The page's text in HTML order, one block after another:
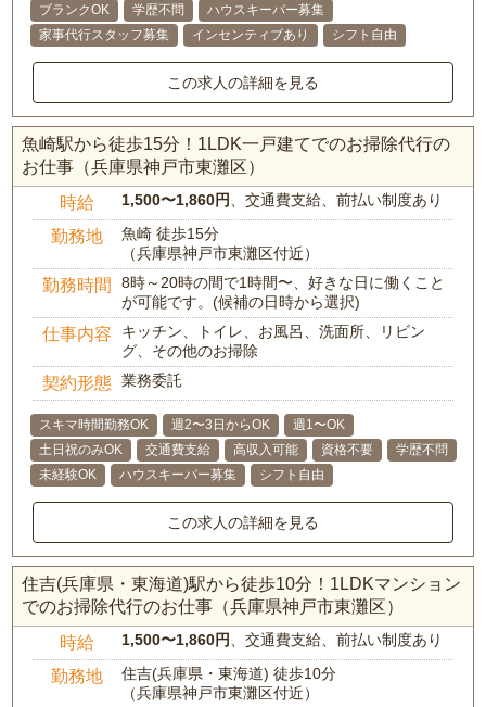
ブランクOK 学歴不問
ハウスキーパー募集
家事代行スタッフ募集
インセンティブあり シフト自由
この求人の詳細を見る
魚崎駅から徒歩15分！1LDK一戸建てでのお掃除代行の
お仕事（兵庫県神戸市東灘区）
時給 1,500〜1,860円 、交通費支給、前払い制度あり
勤務地
魚崎 徒歩15分
（兵庫県神戸市東灘区付近）
勤務時間
8時～20時の間で1時間〜、好きな日に働くこと
が可能です。(候補の日時から選択)
仕事内容
キッチン、トイレ、お風呂、洗面所、リビン
グ、その他のお掃除
契約形態 業務委託
スキマ時間勤務OK 週2〜3日からOK
週1〜OK
土日祝のみOK
交通費支給 高収入可能 資格不要
学歴不問
未経験OK
ハウスキーパー募集 シフト自由
この求人の詳細を見る
住吉(兵庫県・東海道)駅から徒歩10分！1LDKマンション
でのお掃除代行のお仕事（兵庫県神戸市東灘区）
時給 1,500〜1,860円 、交通費支給、前払い制度あり
勤務地
住吉(兵庫県・東海道) 徒歩10分
（兵庫県神戸市東灘区付近）